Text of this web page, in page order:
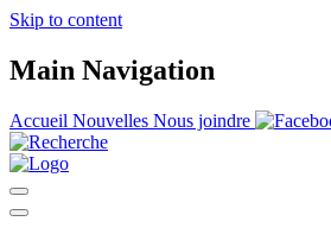
Skip to content
Main Navigation
Accueil Nouvelles Nous joindre